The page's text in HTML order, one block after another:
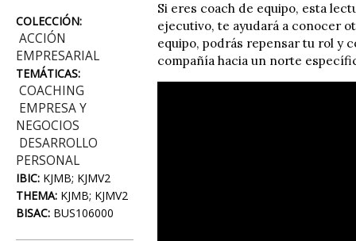
COLECCIÓN:
ACCIÓN
EMPRESARIAL
TEMÁTICAS:
COACHING
EMPRESA Y
NEGOCIOS
DESARROLLO
PERSONAL
IBIC: KJMB; KJMV2
THEMA: KJMB; KJMV2
BISAC: BUS106000
Si eres coach de equipo, esta
ejecutivo, te ayudará a conocer
equipo, podrás repensar tu rol y
compañía hacia un norte